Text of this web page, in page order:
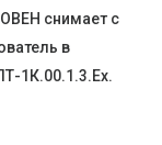
ОВЕН снимает с
в
1К.00.1.3.Ех.